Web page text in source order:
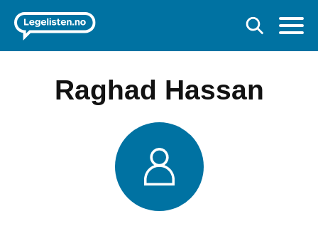
Raghad Hassan